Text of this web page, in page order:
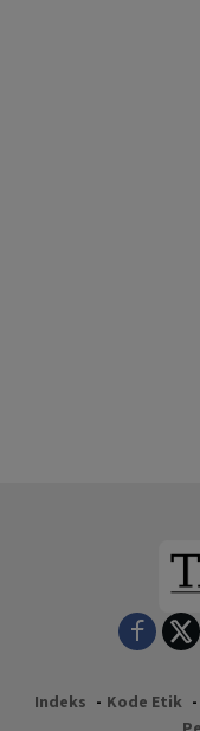
Indeks Kode Etik